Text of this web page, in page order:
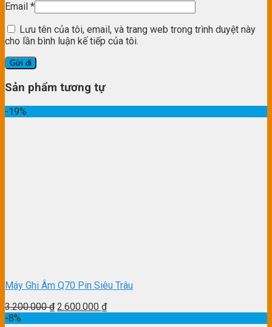
Email *
Lưu tên của tôi, email, và trang web trong trình duyệt này
cho lần bình luận kế tiếp của tôi.
Sản phẩm tương tự
-19%
Máy Ghi Âm Q70 Pin Siêu Trâu
3.200.000₫ 2.600.000 ₫
-8%